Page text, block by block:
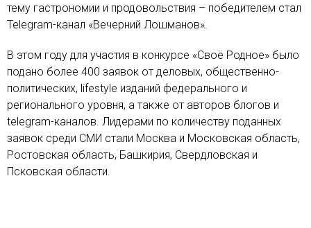
тему гастрономии и продовольствия – победителем стал
Telegram-канал «Вечерний Лошманов».
В этом году для участия в конкурсе «Своё Родное» было
подано более 400 заявок от деловых, общественно-
политических, lifestyle изданий федерального и
регионального уровня, а также от авторов блогов и
telegram-каналов. Лидерами по количеству поданных
заявок среди СМИ стали Москва и Московская область,
Ростовская область, Башкирия, Свердловская и
Псковская области.